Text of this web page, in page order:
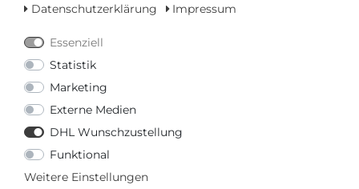
- Armband aus: Silikon
WEITERE ANGABEN
- Produkt: Uhr
- Hersteller: Swatch
- Verpackung: Originalverpackung mit Dokumenten
- Schließe: Dornschließe
Datenschutzerklärung
Impressum
Essenziell
Statistik
Marketing
Externe Medien
DHL Wunschzustellung
Funktional
Weitere Einstellungen